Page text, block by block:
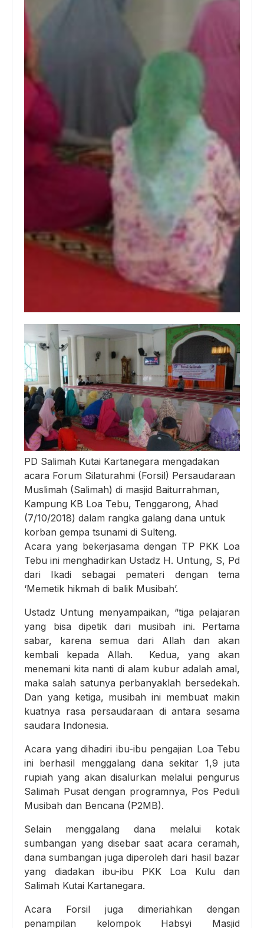
PD Salimah Kutai Kartanegara mengadakan
acara Forum Silaturahmi (Forsil) Persaudaraan
Muslimah (Salimah) di masjid Baiturrahman,
Kampung KB Loa Tebu, Tenggarong, Ahad
(7/10/2018) dalam rangka galang dana untuk
korban gempa tsunami di Sulteng.
Acara yang bekerjasama dengan TP PKK Loa
Tebu ini menghadirkan Ustadz H. Untung, S, Pd
dari Ikadi sebagai pemateri dengan tema
‘Memetik hikmah di balik Musibah’.
Ustadz Untung menyampaikan, “tiga pelajaran
yang bisa dipetik dari musibah ini. Pertama
sabar, karena semua dari Allah dan akan
kembali kepada Allah. Kedua, yang akan
menemani kita nanti di alam kubur adalah amal,
maka salah satunya perbanyaklah bersedekah.
Dan yang ketiga, musibah ini membuat makin
kuatnya rasa persaudaraan di antara sesama
saudara Indonesia.
Acara yang dihadiri ibu-ibu pengajian Loa Tebu
ini berhasil menggalang dana sekitar 1,9 juta
rupiah yang akan disalurkan melalui pengurus
Salimah Pusat dengan programnya, Pos Peduli
Musibah dan Bencana (P2MB).
Selain menggalang dana melalui kotak
sumbangan yang disebar saat acara ceramah,
dana sumbangan juga diperoleh dari hasil bazar
yang diadakan ibu-ibu PKK Loa Kulu dan
Salimah Kutai Kartanegara.
Acara Forsil juga dimeriahkan dengan
penampilan kelompok Habsyi Masjid